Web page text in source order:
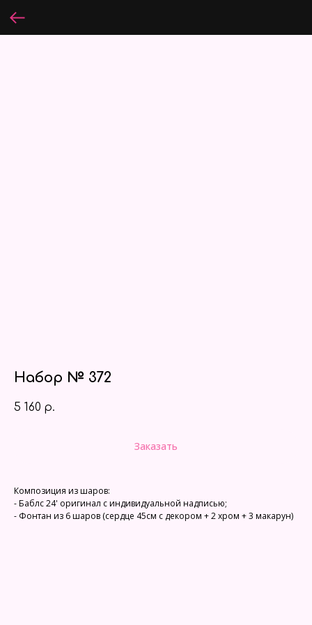
Набор № 372
5 160 р.
Заказать
Композиция из шаров:
- Баблс 24' оригинал c индивидуальной надписью;
- Фонтан из 6 шаров (сердце 45см с декором + 2 хром + 3 макарун)